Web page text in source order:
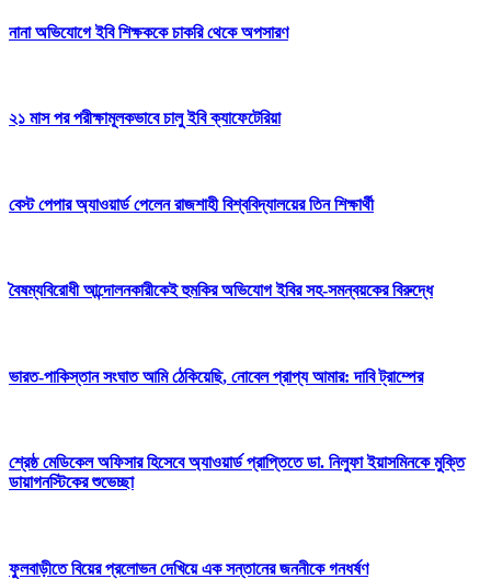
নানা অভিযোগে ইবি শিক্ষককে চাকরি থেকে অপসারণ
২১ মাস পর পরীক্ষামূলকভাবে চালু ইবি ক্যাফেটেরিয়া
বেস্ট পেপার অ্যাওয়ার্ড পেলেন রাজশাহী বিশ্ববিদ্যালয়ের তিন শিক্ষার্থী
বৈষম্যবিরোধী আন্দোলনকারীকেই হুমকির অভিযোগ ইবির সহ-সমন্বয়কের বিরুদ্ধে
ভারত-পাকিস্তান সংঘাত আমি ঠেকিয়েছি, নোবেল প্রাপ্য আমার: দাবি ট্রাম্পের
শ্রেষ্ঠ মেডিকেল অফিসার হিসেবে অ্যাওয়ার্ড প্রাপ্তিতে ডা. নিলুফা ইয়াসমিনকে মুক্তি
ডায়াগনস্টিকের শুভেচ্ছা
ফুলবাড়ীতে বিয়ের প্রলোভন দেখিয়ে এক সন্তানের জননীকে গনধর্ষণ